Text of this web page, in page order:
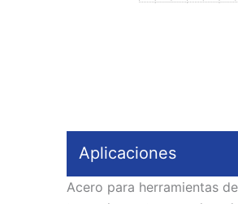
Aplicaciones
Acero para herramientas